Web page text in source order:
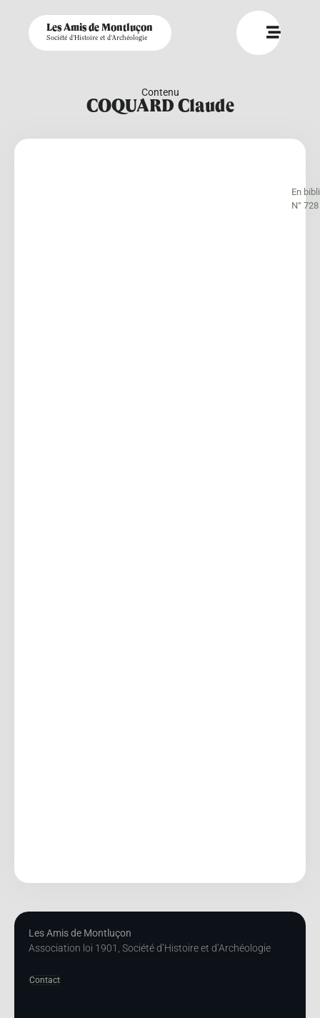
Les Amis de Montluçon
Société d'Histoire et d'Archéologie
Contenu
COQUARD Claude
En
N° 728
Les Amis de Montluçon
Association loi 1901, Société d’Histoire et d’Archéologie
Contact